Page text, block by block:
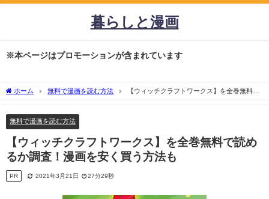
暮らしと漫画
※本ページはプロモーションが含まれています
ホーム 無料で漫画を読む方法
【ウィッチクラフトワークス】を全巻無料で
無料で漫画を読む方法
【ウィッチクラフトワークス】を全巻無料で読め
るか調査！漫画を安く買う方法も
PR 2021年3月21日 27分29秒